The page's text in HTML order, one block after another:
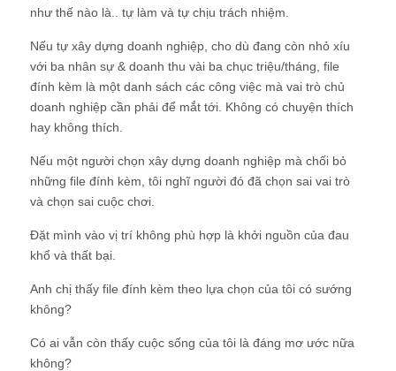
như thế nào là.. tự làm và tự chịu trách nhiệm.
Nếu tự xây dựng doanh nghiệp, cho dù đang còn nhỏ xíu
với ba nhân sự & doanh thu vài ba chục triệu/tháng, file
đính kèm là một danh sách các công việc mà vai trò chủ
doanh nghiệp cần phải để mắt tới. Không có chuyện thích
hay không thích.
Nếu một người chọn xây dựng doanh nghiệp mà chối bỏ
những file đính kèm, tôi nghĩ người đó đã chọn sai vai trò
và chọn sai cuộc chơi.
Đặt mình vào vị trí không phù hợp là khởi nguồn của đau
khổ và thất bại.
Anh chị thấy file đính kèm theo lựa chọn của tôi có sướng
không?
Có ai vẫn còn thấy cuộc sống của tôi là đáng mơ ước nữa
không?